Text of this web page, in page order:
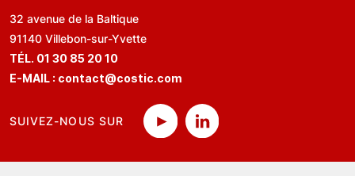
32 avenue de la Baltique
91140 Villebon-sur-Yvette
TÉL. 01 30 85 20 10
E-MAIL : contact@costic.com
SUIVEZ-NOUS SUR